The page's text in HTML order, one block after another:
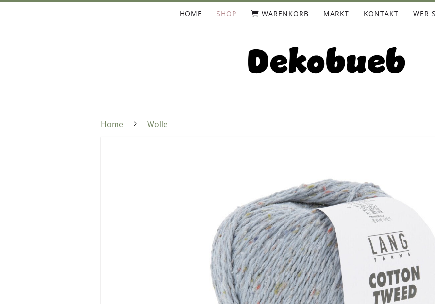
HOME SHOP WARENKORB MARKT KONTAKT WER
Home Wolle